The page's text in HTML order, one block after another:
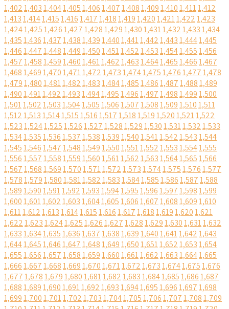
1,4021,4031,4041,4051,4061,4071,4081,4091,4101,4111,412
1,4131,4141,4151,4161,4171,4181,4191,4201,4211,4221,423
1,4241,4251,4261,4271,4281,4291,4301,4311,4321,4331,434
1,4351,4361,4371,4381,4391,4401,4411,4421,4431,4441,445
1,4461,4471,4481,4491,4501,4511,4521,4531,4541,4551,456
1,4571,4581,4591,4601,4611,4621,4631,4641,4651,4661,467
1,4681,4691,4701,4711,4721,4731,4741,4751,4761,4771,478
1,4791,4801,4811,4821,4831,4841,4851,4861,4871,4881,489
1,4901,4911,4921,4931,4941,4951,4961,4971,4981,4991,500
1,5011,5021,5031,5041,5051,5061,5071,5081,5091,5101,511
1,5121,5131,5141,5151,5161,5171,5181,5191,5201,5211,522
1,5231,5241,5251,5261,5271,5281,5291,5301,5311,5321,533
1,5341,5351,5361,5371,5381,5391,5401,5411,5421,5431,544
1,5451,5461,5471,5481,5491,5501,5511,5521,5531,5541,555
1,5561,5571,5581,5591,5601,5611,5621,5631,5641,5651,566
1,5671,5681,5691,5701,5711,5721,5731,5741,5751,5761,577
1,5781,5791,5801,5811,5821,5831,5841,5851,5861,5871,588
1,5891,5901,5911,5921,5931,5941,5951,5961,5971,5981,599
1,6001,6011,6021,6031,6041,6051,6061,6071,6081,6091,610
1,6111,6121,6131,6141,6151,6161,6171,6181,6191,6201,621
1,6221,6231,6241,6251,6261,6271,6281,6291,6301,6311,632
1,6331,6341,6351,6361,6371,6381,6391,6401,6411,6421,643
1,6441,6451,6461,6471,6481,6491,6501,6511,6521,6531,654
1,6551,6561,6571,6581,6591,6601,6611,6621,6631,6641,665
1,6661,6671,6681,6691,6701,6711,6721,6731,6741,6751,676
1,6771,6781,6791,6801,6811,6821,6831,6841,6851,6861,687
1,6881,6891,6901,6911,6921,6931,6941,6951,6961,6971,698
1,6991,7001,7011,7021,7031,7041,7051,7061,7071,7081,709